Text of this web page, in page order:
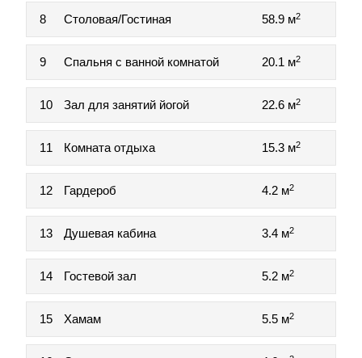
8 Столовая/Гостиная 58.9 м2
9 Спальня с ванной комнатой 20.1 м2
10 Зал для занятий йогой 22.6 м2
11 Комната отдыха 15.3 м2
12 Гардероб 4.2 м2
13 Душевая кабина 3.4 м2
14 Гостевой зал 5.2 м2
15 Хамам 5.5 м2